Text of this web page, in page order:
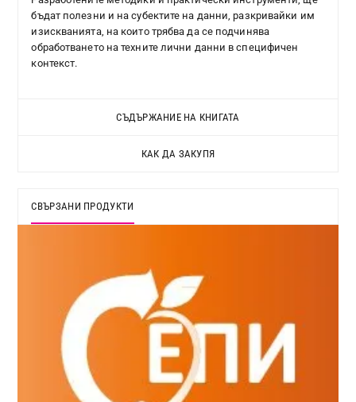
СЪДЪРЖАНИЕ НА КНИГАТА
КАК ДА ЗАКУПЯ
бъдат полезни и на субектите на данни, разкривайки им
изискванията, на които трябва да се подчинява
обработването на техните лични данни в специфичен
контекст.
СВЪРЗАНИ ПРОДУКТИ